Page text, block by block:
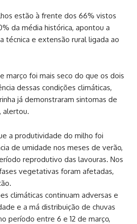
estão à frente dos 66% vistos
da média histórica, apontou a
técnica e extensão rural ligada ao
março foi mais seco do que os dois
dessas condições climáticas,
já demonstraram sintomas de
alertou.
a produtividade do milho foi
de umidade nos meses de verão,
reprodutivo das lavouras. Nos
vegetativas foram afetadas,
climáticas continuam adversas e
e a má distribuição de chuvas
período entre 6 e 12 de março,